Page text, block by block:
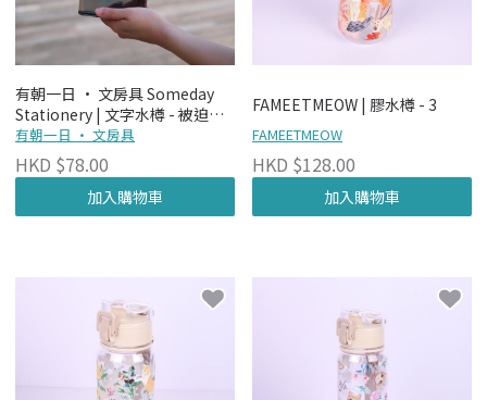
有朝一日 • 文房具 Someday
Stationery | 文字水樽 - 被迫飲
水 A6
有朝一日 • 文房具
HKD $78.00
加入購物車
FAMEETMEOW | 膠水樽 - 3
FAMEETMEOW
HKD $128.00
加入購物車